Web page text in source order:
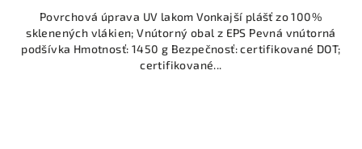
Povrchová úprava UV lakom Vonkajší plášť zo 100%
sklenených vlákien; Vnútorný obal z EPS Pevná vnútorná
podšívka Hmotnosť: 1450 g Bezpečnosť: certifikované DOT;
certifikované...